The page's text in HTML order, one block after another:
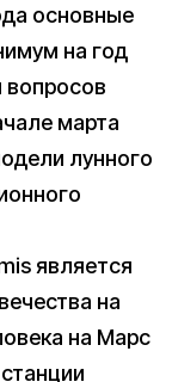
основные
на год
вопросов
марта
лунного
является
на
на Марс